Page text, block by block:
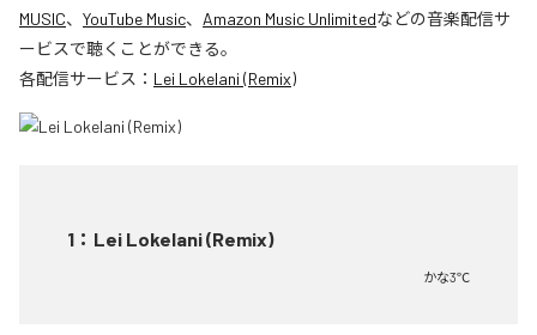
MUSIC、 YouTube Music、 Amazon Music Unlimitedなどの音楽配信サ
ービスで聴くことができる。
各配信サービス： Lei Lokelani (Remix)
1 ： Lei Lokelani (Remix)
かな3℃